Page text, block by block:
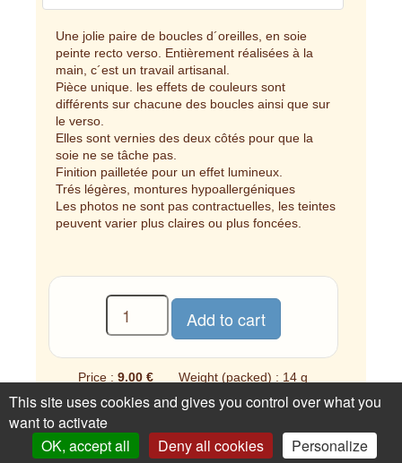
Une jolie paire de boucles d´oreilles, en soie
peinte recto verso. Entièrement réalisées à la
main, c´est un travail artisanal.
Pièce unique. les effets de couleurs sont
différents sur chacune des boucles ainsi que sur
le verso.
Elles sont vernies des deux côtés pour que la
soie ne se tâche pas.
Finition pailletée pour un effet lumineux.
Trés légères, montures hypoallergéniques
Les photos ne sont pas contractuelles, les teintes
peuvent varier plus claires ou plus foncées.
Price :9.00 € Weight (packed) : 14 g
1 available
This site uses cookies and gives you control over what you
want to activate
OK, accept all
Deny all cookies Personalize